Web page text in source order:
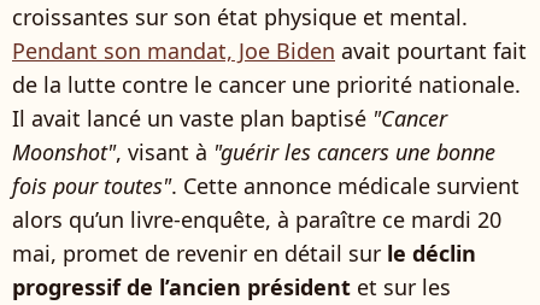
croissantes sur son état physique et mental.
Pendant son mandat, Joe Biden avait pourtant fait
de la lutte contre le cancer une priorité nationale.
Il avait lancé un vaste plan baptisé "Cancer
Moonshot", visant à "guérir les cancers une bonne
fois pour toutes". Cette annonce médicale survient
alors qu’un livre-enquête, à paraître ce mardi 20
mai, promet de revenir en détail sur le déclin
progressif de l’ancien président et sur les